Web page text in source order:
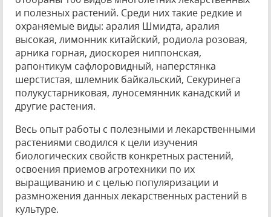
и полезных растений. Среди них такие редкие и
охраняемые виды: аралия Шмидта, аралия
высокая, лимонник китайский, родиола розовая,
арника горная, диоскорея ниппонская,
рапонтикум сафлоровидный, наперстянка
шерстистая, шлемник байкальский, Секуринега
полукустарниковая, луносемянник канадский и
другие растения.
Весь опыт работы с полезными и лекарственными
растениями сводился к цели изучения
биологических свойств конкретных растений,
освоения приемов агротехники по их
выращиванию и с целью популяризации и
размножения данных лекарственных растений в
культуре.